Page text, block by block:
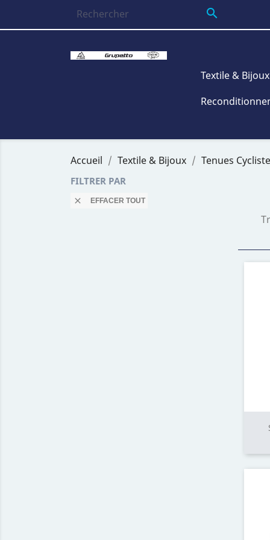

Textile & Bijoux
Accueil Textile & Bijoux Tenues
FILTRER PAR
 EFFACER TOUT